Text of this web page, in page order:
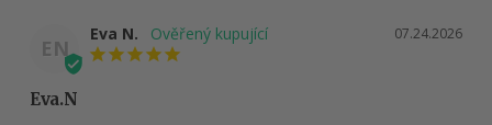
EN
07.24.2026
Eva N.
Eva.N